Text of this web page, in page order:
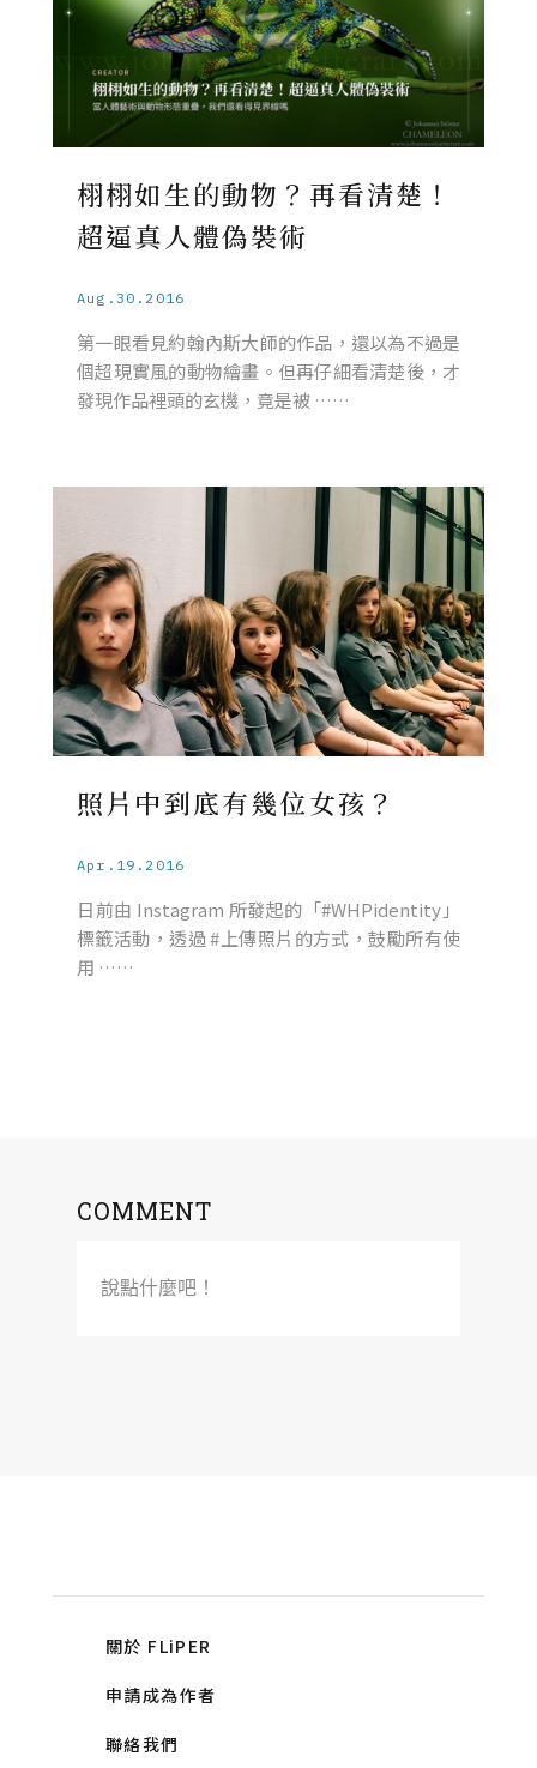
栩栩如生的動物？再看清楚！
超逼真人體偽裝術
Aug.30.2016
第一眼看見約翰內斯大師的作品，還以為不過是
個超現實風的動物繪畫。但再仔細看清楚後，才
發現作品裡頭的玄機，竟是被 ……
照片中到底有幾位女孩？
Apr.19.2016
日前由 Instagram 所發起的「#WHPidentity」
標籤活動，透過 #上傳照片的方式，鼓勵所有使
用 ……
COMMENT
說點什麼吧！
關於 FLiPER
申請成為作者
聯絡我們